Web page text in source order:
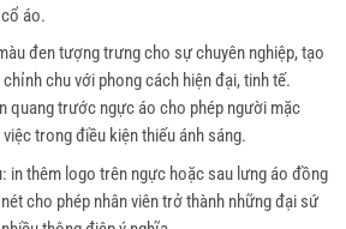
áo.
đen tượng trưng cho sự chuyên nghiệp, tạo
chu với phong cách hiện đại, tinh tế.
quang trước ngực áo cho phép người mặc
trong điều kiện thiếu ánh sáng.
in thêm logo trên ngực hoặc sau lưng áo đồng
cho phép nhân viên trở thành những đại sứ